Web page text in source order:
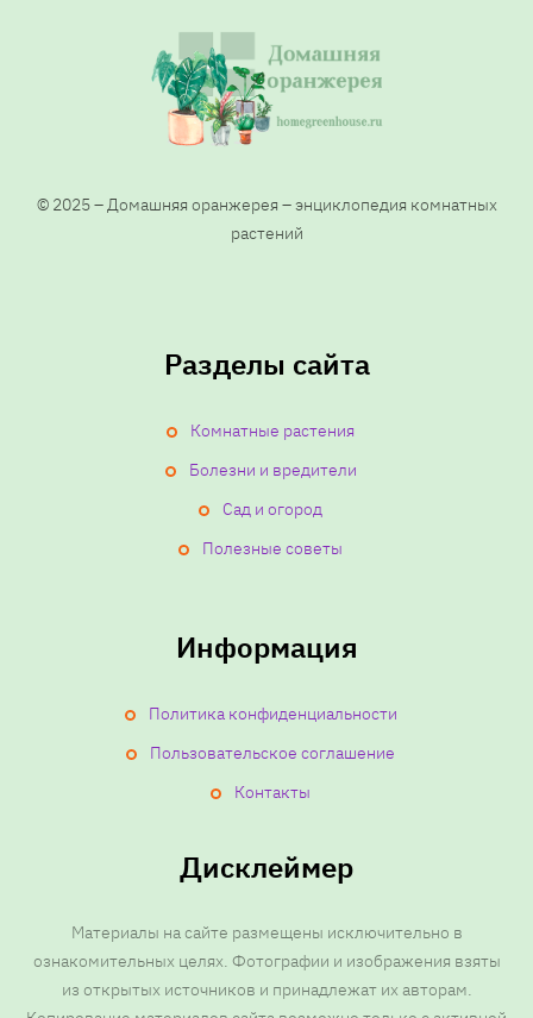
© 2025 – Домашняя оранжерея – энциклопедия комнатных
растений
Разделы сайта
Комнатные растения
Болезни и вредители
Сад и огород
Полезные советы
Информация
Политика конфиденциальности
Пользовательское соглашение
Контакты
Дисклеймер
Материалы на сайте размещены исключительно в
ознакомительных целях. Фотографии и изображения взяты
из открытых источников и принадлежат их авторам.